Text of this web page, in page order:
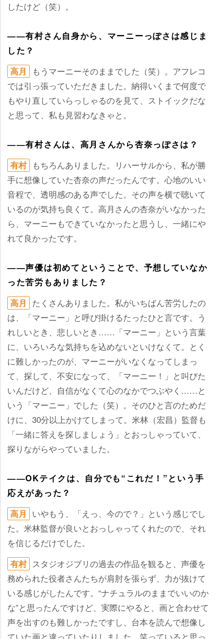
したけど（笑）。
――有村さん自身から、マーニーっぽさは感じま
した？
高月
もうマーニーそのままでした（笑）。アフレコ
では引っ張っていただきました。納得いくまで何度で
もやり直していらっしゃるのを見て、ストイックだな
と思って、私も見習わなきゃと。
――有村さんは、高月さんから杏奈っぽさは？
有村 もちろんありました。リハーサルから、私が勝
手に想像していた杏奈の声だったんです。心地のいい
音程で、透明感のある声でした。その声を横で聴いて
いるのが気持ち良くて。高月さんの杏奈がいなかった
ら、マーニーもできていなかったと思うし、一緒に
れて良かったです。
――声優は初めてということで、予想していなか
った苦労もありました？
高月
たくさんありました。私がいちばん苦労したの
は、「マーニー」と呼び掛けるたったひと言です。う
れしいとき、悲しいとき……「マーニー」という言葉
に、いろいろな気持ちを込めないといけなくて。とく
に難しかったのが、マーニーがいなくなってしまっ
て、探して、不安になって、「マーニー！」と叫びた
いんだけど、自信がなくて心のなかでつぶやく……と
いう「マーニー」でした（笑）。そのひと言のためだ
けに、30分以上かけてしまって。米林（宏昌）監督も
「一緒に答えを探しましょう」とおっしゃっていて、
探りながらやっていました。
――OKテイクは、自分でも“これだ！”という手
応えがあった？
高月
いやもう、「えっ、今ので？」という感じでし
た。米林監督が良いとおっしゃってくれたので、それ
を信じるだけでした。
有村 スタジオジブリの過去の作品を観ると、声優を
務められた役者さんたちが肩肘を張らず、力が抜けて
いる感じがしたんです。“ナチュラルのままでいいのか
な”と思ったんですけど、実際にやると、画と合わせて
声を出すのも難しかったですし、台本を読んで想像し
ていた画と違っていたりしました。笑っていると思っ